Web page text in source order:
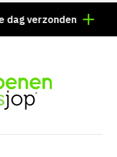
verzonden